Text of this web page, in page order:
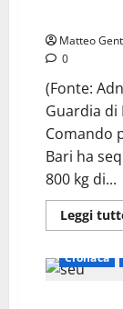
Matteo
0
(Fonte:
Guardia di
Comando
Bari ha
800 kg di...
Leggi
Cronaca